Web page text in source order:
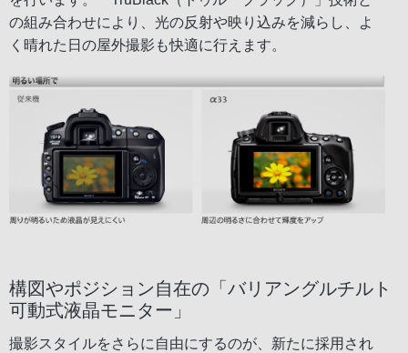
の組み合わせにより、光の反射や映り込みを減らし、よ
く晴れた日の屋外撮影も快適に行えます。
構図やポジション自在の「バリアングルチルト
可動式液晶モニター」
撮影スタイルをさらに自由にするのが、新たに採用され